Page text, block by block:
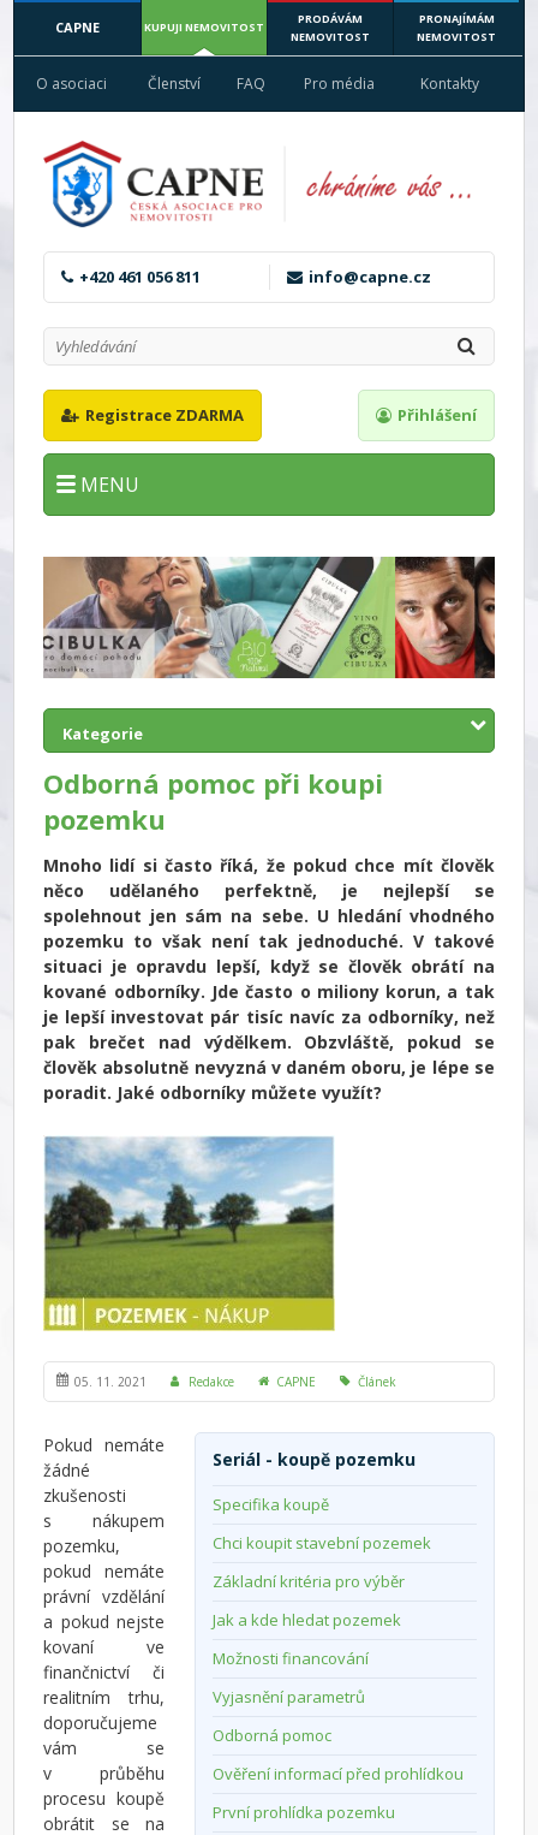
CAPNE KUPUJI NEMOVITOST
PRODÁVÁM
NEMOVITOST
PRONAJÍMÁM
NEMOVITOST
O asociaci Členství FAQ Pro média Kontakty
+420 461 056 811 info@capne.cz
Registrace ZDARMA Přihlášení
MENU
Kategorie
Odborná pomoc při koupi
pozemku
Mnoho lidí si často říká, že pokud chce mít člověk
něco udělaného perfektně, je nejlepší se
spolehnout jen sám na sebe. U hledání vhodného
pozemku to však není tak jednoduché. V takové
situaci je opravdu lepší, když se člověk obrátí na
kované odborníky. Jde často o miliony korun, a tak
je lepší investovat pár tisíc navíc za odborníky, než
pak brečet nad výdělkem. Obzvláště, pokud se
člověk absolutně nevyzná v daném oboru, je lépe se
poradit. Jaké odborníky můžete využít?
05. 11. 2021 Redakce CAPNE Článek
Seriál - koupě pozemku
Specifika koupě
Chci koupit stavební pozemek
Základní kritéria pro výběr
Jak a kde hledat pozemek
Možnosti financování
Vyjasnění parametrů
Odborná pomoc
Ověření informací před prohlídkou
První prohlídka pozemku
Pokud nemáte
žádné
zkušenosti
s nákupem
pozemku,
pokud nemáte
právní vzdělání
a pokud nejste
kovaní ve
finančnictví či
realitním trhu,
doporučujeme
vám se
v průběhu
procesu koupě
obrátit se na